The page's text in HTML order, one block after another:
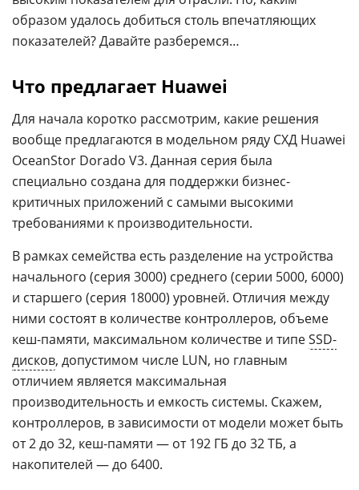
образом удалось добиться столь впечатляющих
показателей? Давайте разберемся…
Что предлагает Huawei
Для начала коротко рассмотрим, какие решения
вообще предлагаются в модельном ряду СХД Huawei
OceanStor Dorado V3. Данная серия была
специально создана для поддержки бизнес-
критичных приложений с самыми высокими
требованиями к производительности.
В рамках семейства есть разделение на устройства
начального (серия 3000) среднего (серии 5000, 6000)
и старшего (серия 18000) уровней. Отличия между
ними состоят в количестве контроллеров, объеме
кеш-памяти, максимальном количестве и типеSSD-
дисков, допустимом числе LUN, но главным
отличием является максимальная
производительность и емкость системы. Скажем,
контроллеров, в зависимости от модели может быть
от 2 до 32, кеш-памяти — от 192 ГБ до 32 ТБ, а
накопителей — до 6400.